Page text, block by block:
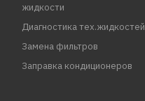
жидкости
Диагностика тех.жидкостей
Замена фильтров
Заправка кондиционеров